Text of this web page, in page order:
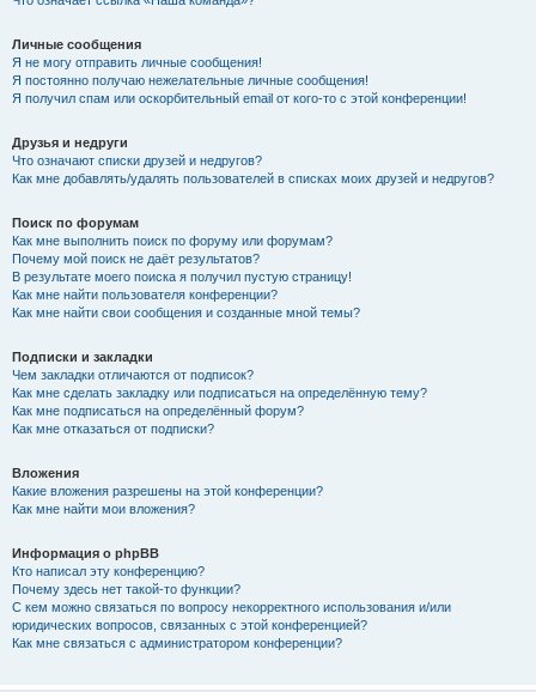
Личные сообщения
Я не могу отправить личные сообщения!
Я постоянно получаю нежелательные личные сообщения!
Я получил спам или оскорбительный email от кого-то с этой конференции!
Друзья и недруги
Что означают списки друзей и недругов?
Как мне добавлять/удалять пользователей в списках моих друзей и недругов?
Поиск по форумам
Как мне выполнить поиск по форуму или форумам?
Почему мой поиск не даёт результатов?
В результате моего поиска я получил пустую страницу!
Как мне найти пользователя конференции?
Как мне найти свои сообщения и созданные мной темы?
Подписки и закладки
Чем закладки отличаются от подписок?
Как мне сделать закладку или подписаться на определённую тему?
Как мне подписаться на определённый форум?
Как мне отказаться от подписки?
Вложения
Какие вложения разрешены на этой конференции?
Как мне найти мои вложения?
Информация о phpBB
Кто написал эту конференцию?
Почему здесь нет такой-то функции?
С кем можно связаться по вопросу некорректного использования и/или
юридических вопросов, связанных с этой конференцией?
Как мне связаться с администратором конференции?